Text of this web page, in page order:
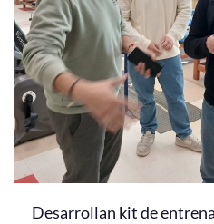
Desarrollan kit de